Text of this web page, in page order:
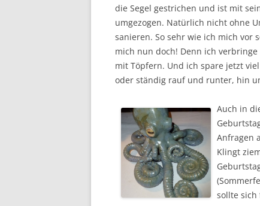
die Segel gestrichen und ist mit
umgezogen. Natürlich nicht ohne
sanieren. So sehr wie ich mich vor
mich nun doch! Denn ich
mit Töpfern. Und ich spare jetzt
oder ständig rauf und runter, hin
Auch in
Anfragen
Klingt
sollte